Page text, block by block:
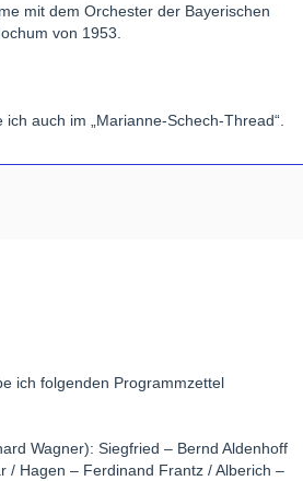
mit dem Orchester der Bayerischen
von 1953.
auch im „Marianne-Schech-Thread“.
ich folgenden Programmzettel
Wagner): Siegfried – Bernd Aldenhoff
/ Hagen – Ferdinand Frantz / Alberich –